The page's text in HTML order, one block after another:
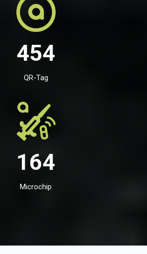
454
QR-Tag
164
Microchip